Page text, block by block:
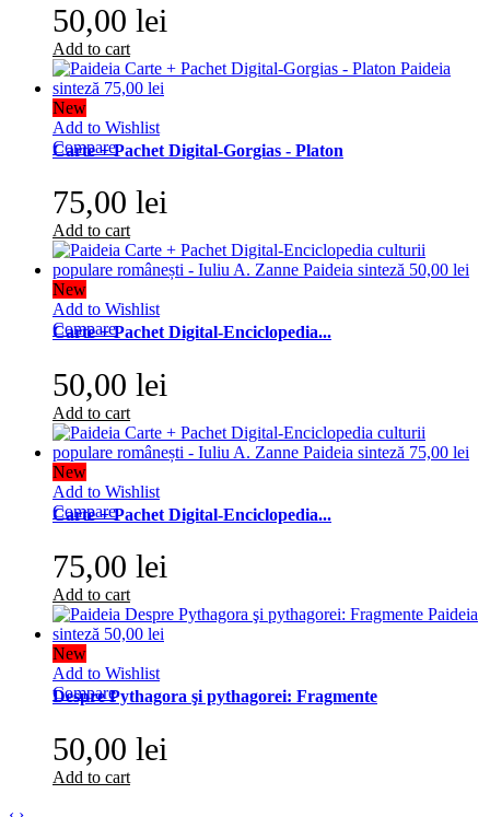
50,00 lei
Add to cart
New
Add to Wishlist
Compare
Carte + Pachet Digital-Gorgias - Platon
75,00 lei
Add to cart
New
Add to Wishlist
Compare
Carte + Pachet Digital-Enciclopedia...
50,00 lei
Add to cart
New
Add to Wishlist
Compare
Carte + Pachet Digital-Enciclopedia...
75,00 lei
Add to cart
New
Add to Wishlist
Compare
Despre Pythagora şi pythagorei: Fragmente
50,00 lei
Add to cart